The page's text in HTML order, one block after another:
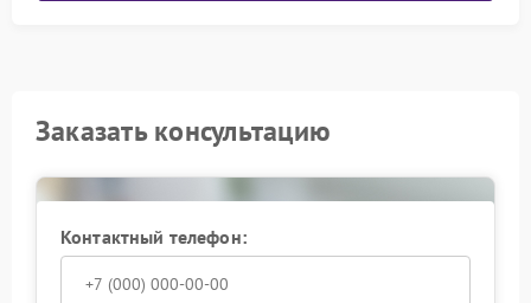
Заказать консультацию
Контактный телефон: